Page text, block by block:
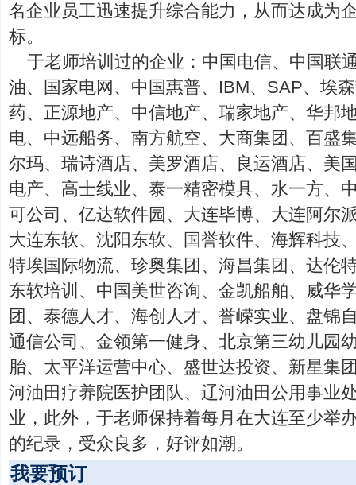
名企业员工迅速提升综合能力，从而达成为
标。
于老师培训过的企业：中国电信、中国联
油、国家电网、中国惠普、IBM、SAP、埃
药、正源地产、中信地产、瑞家地产、华邦
电、中远船务、南方航空、大商集团、百盛
尔玛、瑞诗酒店、美罗酒店、良运酒店、美
电产、高士线业、泰一精密模具、水一方、
可公司、亿达软件园、大连毕博、大连阿尔
大连东软、沈阳东软、国誉软件、海辉科技
特埃国际物流、珍奥集团、海昌集团、达伦
东软培训、中国美世咨询、金凯船舶、威华
团、泰德人才、海创人才、誉嵘实业、盘锦
通信公司、金领第一健身、北京第三幼儿园
胎、太平洋运营中心、盛世达投资、新星集
河油田疗养院医护团队、辽河油田公用事业
业，此外，于老师保持着每月在大连至少举
的纪录，受众良多，好评如潮。
我要预订